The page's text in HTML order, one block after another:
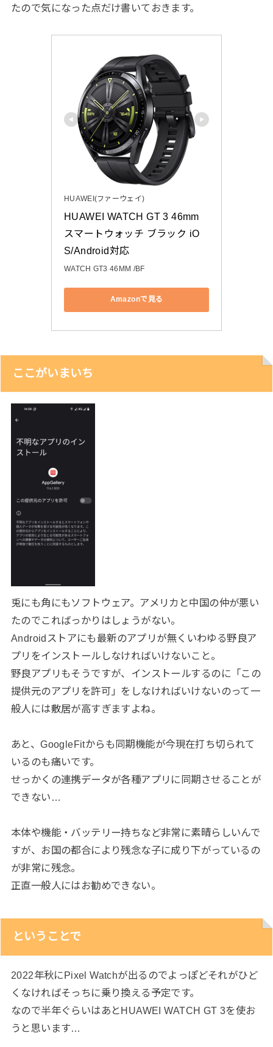
たので気になった点だけ書いておきます。
HUAWEI(ファーウェイ)
HUAWEI WATCH GT 3 46mm
スマートウォッチ ブラック iO
S/Android対応
WATCH GT3 46MM /BF
Amazonで見る
ここがいまいち
兎にも角にもソフトウェア。アメリカと中国の仲が悪い
たのでこればっかりはしょうがない。
Androidストアにも最新のアプリが無くいわゆる野良ア
プリをインストールしなければいけないこと。
野良アプリもそうですが、インストールするのに「この
提供元のアプリを許可」をしなければいけないのって一
般人には敷居が高すぎますよね。
あと、GoogleFitからも同期機能が今現在打ち切られて
いるのも痛いです。
せっかくの連携データが各種アプリに同期させることが
できない…
本体や機能・バッテリー持ちなど非常に素晴らしいんで
すが、お国の都合により残念な子に成り下がっているの
が非常に残念。
正直一般人にはお勧めできない。
ということで
2022年秋にPixel Watchが出るのでよっぽどそれがひど
くなければそっちに乗り換える予定です。
なので半年ぐらいはあとHUAWEI WATCH GT 3を使お
うと思います…